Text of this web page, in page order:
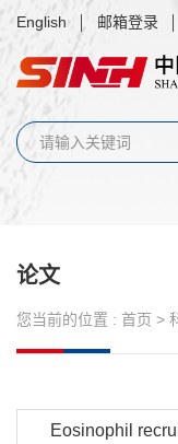
English 邮箱登录
论文
您当前的位置 : 首页 >
Eosinophil